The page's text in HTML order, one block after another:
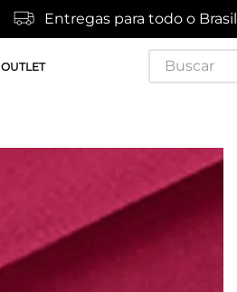
Entregas para todo o Brasil
OUTLET
Buscar